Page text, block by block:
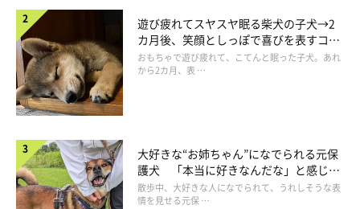
みんなに愛されるヤンチャな”お姫様”
遊び疲れてスヤスヤ眠る柴犬の子犬→2
カ月後、笑顔としっぽで喜びを表すコに
成長！
おもちゃで遊び疲れて、こてんと眠った子犬。あれ
から2カ月、表 …
大好きな“お姉ちゃん”になでられる元保
護犬 「本当に好きなんだな」と感じる
表情にほっこり
散歩中、大好きな人になでられて、うれしそうな表
情を見せる元保 …